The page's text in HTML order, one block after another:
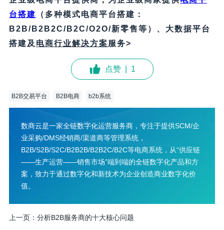
台搭建
（多种模式电商平台搭建：
B2B/B2B2C/B2C/O2O/新零售等）、大数据平台
搭建及 电商行业解决方案服务>
点赞 1
B2B交易平台 B2B电商 b2b系统
数商云是一家全链数字化运营服务商，专注于提供SCM/企
业采购/DMS经销商/渠道商等管理系统，
B2B/S2B/S2C/B2B2B/B2B2C/B2C等电商系统，从“供应链
——生产运营——销售市场”端到端的全链数字化产品和方
案，致力于通过数字化和新技术为企业创造商业数字化价
值。
上一页： 分析B2B服务商的十大核心问题